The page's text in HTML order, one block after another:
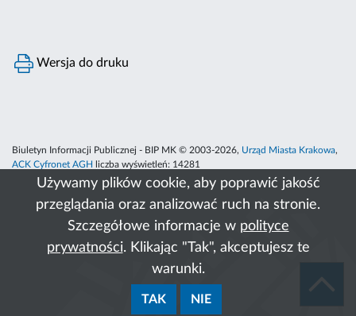
Używamy plików cookie, aby poprawić jakość
przeglądania oraz analizować ruch na stronie.
Szczegółowe informacje w polityce
prywatności. Klikając "Tak", akceptujesz te
warunki.
TAK NIE
Wersja do druku
Biuletyn Informacji Publicznej - BIP MK © 2003-2026, Urząd Miasta Krakowa,
ACK Cyfronet AGH
liczba wyświetleń: 14281